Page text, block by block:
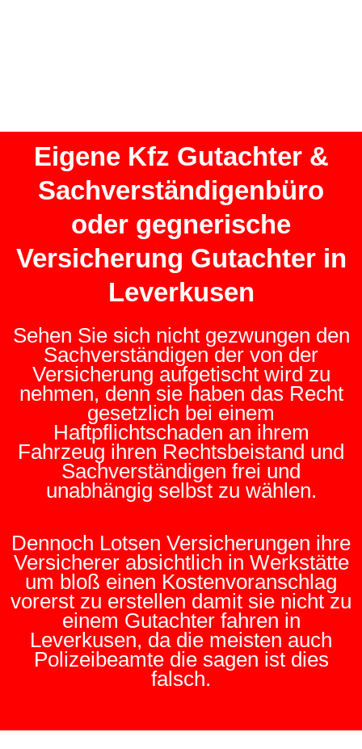
Eigene Kfz Gutachter &
Sachverständigenbüro
oder gegnerische
Versicherung Gutachter in
Leverkusen
Sehen Sie sich nicht gezwungen den
Sachverständigen der von der
Versicherung aufgetischt wird zu
nehmen, denn sie haben das Recht
gesetzlich bei einem
Haftpflichtschaden an ihrem
Fahrzeug ihren Rechtsbeistand und
Sachverständigen frei und
unabhängig selbst zu wählen.
Dennoch Lotsen Versicherungen ihre
Versicherer absichtlich in Werkstätte
um bloß einen Kostenvoranschlag
vorerst zu erstellen damit sie nicht zu
einem Gutachter fahren in
Leverkusen, da die meisten auch
Polizeibeamte die sagen ist dies
falsch.